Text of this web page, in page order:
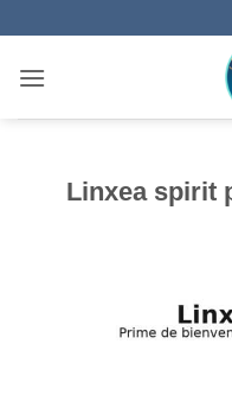
contenu
Linxea spirit